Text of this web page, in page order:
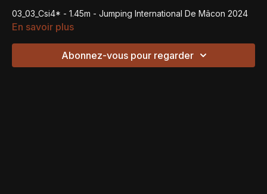
03_03_Csi4* - 1.45m - Jumping International De Mâcon 2024
En savoir plus
Abonnez-vous pour regarder